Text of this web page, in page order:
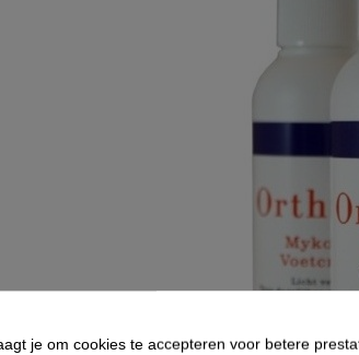
je om cookies te accepteren voor betere